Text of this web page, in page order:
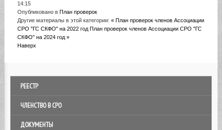
14:15
Опубликовано в План проверок
Другие материалы в этой категории: « План проверок членов Ассоциации
СРО "ГС СКФО" на 2022 год План проверок членов Ассоциации СРО "ГС
СКФО" на 2024 год »
Наверх
РЕЕСТР
ЧЛЕНСТВО В СРО
ДОКУМЕНТЫ